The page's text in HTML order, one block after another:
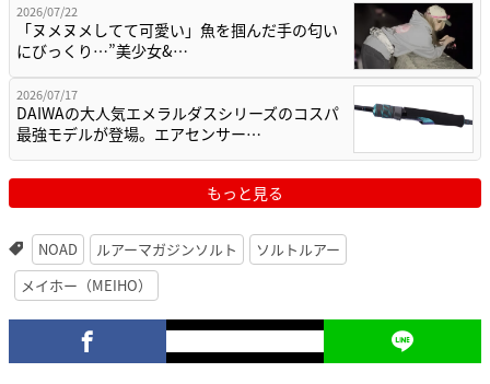
2026/07/22
「ヌメヌメしてて可愛い」魚を掴んだ手の匂い
にびっくり…”美少女&…
2026/07/17
DAIWAの大人気エメラルダスシリーズのコスパ
最強モデルが登場。エアセンサー…
もっと見る
NOAD ルアーマガジンソルト
ソルトルアー
メイホー（MEIHO）